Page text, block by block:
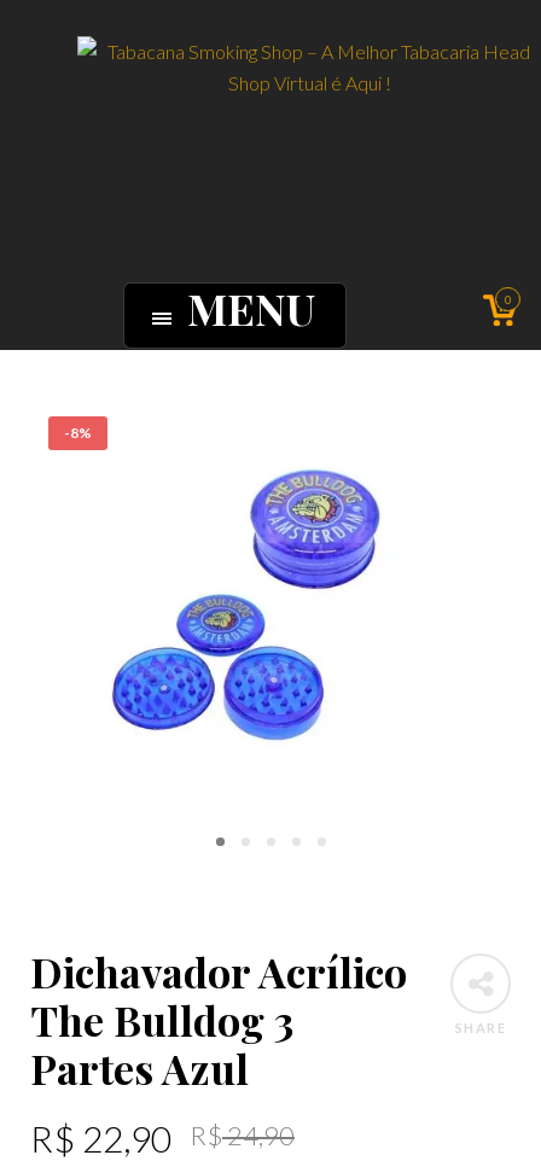
MENU 0
-8%
SHARE
Dichavador Acrílico
The Bulldog 3
Partes Azul
R$24,90
R$ 22,90